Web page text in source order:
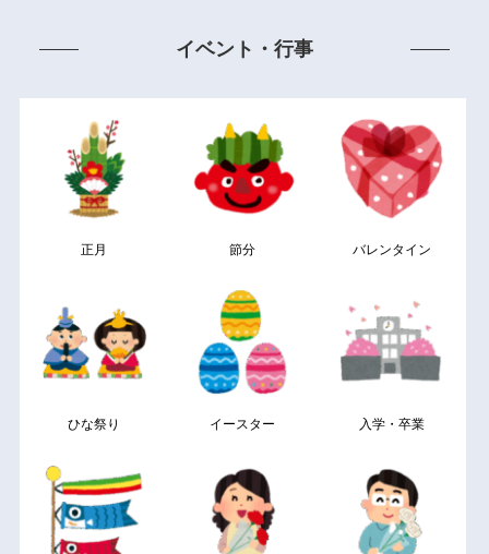
イベント・行事
正月 節分 バレンタイン
ひな祭り イースター 入学・卒業